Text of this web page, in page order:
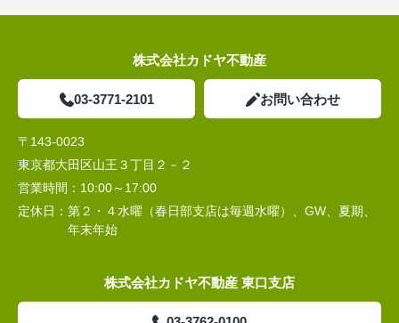
株式会社カドヤ不動産
03-3771-2101 お問い合わせ
〒143-0023
東京都大田区山王３丁目２－２
営業時間： 10:00～17:00
定休日： 第２・４水曜（春日部支店は毎週水曜）、GW、夏期、
年末年始
株式会社カドヤ不動産 東口支店